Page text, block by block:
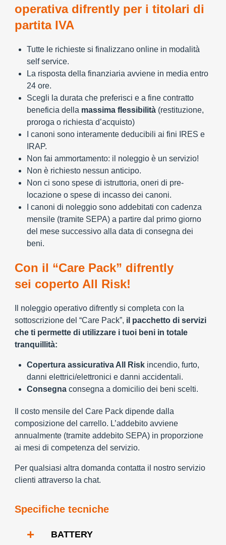
operativa difrently per i titolari di
partita IVA
Tutte le richieste si finalizzano online in modalità
self service.
La risposta della finanziaria avviene in media entro
24 ore.
Scegli la durata che preferisci e a fine contratto
beneficia della massima flessibilità (restituzione,
proroga o richiesta d’acquisto)
I canoni sono interamente deducibili ai fini IRES e
IRAP.
Non fai ammortamento: il noleggio è un servizio!
Non è richiesto nessun anticipo.
Non ci sono spese di istruttoria, oneri di pre-
locazione o spese di incasso dei canoni.
I canoni di noleggio sono addebitati con cadenza
mensile (tramite SEPA) a partire dal primo giorno
del mese successivo alla data di consegna dei
beni.
Con il “Care Pack” difrently
sei coperto All Risk!
Il noleggio operativo difrently si completa con la
sottoscrizione del “Care Pack”, il pacchetto di servizi
che ti permette di utilizzare i tuoi beni in totale
tranquillità:
Copertura assicurativa All Risk incendio, furto,
danni elettrici/elettronici e danni accidentali.
Consegna consegna a domicilio dei beni scelti.
Il costo mensile del Care Pack dipende dalla
composizione del carrello. L’addebito avviene
annualmente (tramite addebito SEPA) in proporzione
ai mesi di competenza del servizio.
Per qualsiasi altra domanda contatta il nostro servizio
clienti attraverso la chat.
Specifiche tecniche
+ BATTERY